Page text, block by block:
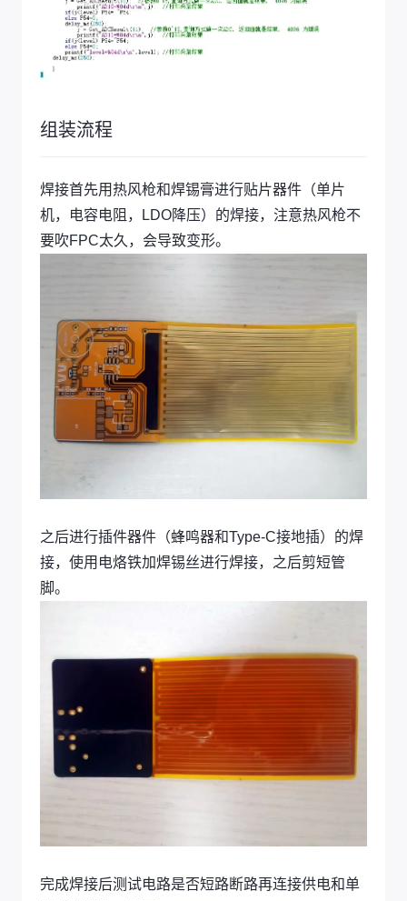
组装流程
焊接首先用热风枪和焊锡膏进行贴片器件（单片
机，电容电阻，LDO降压）的焊接，注意热风枪不
要吹FPC太久，会导致变形。
之后进行插件器件（蜂鸣器和Type-C接地插）的焊
接，使用电烙铁加焊锡丝进行焊接，之后剪短管
脚。
完成焊接后测试电路是否短路断路再连接供电和单